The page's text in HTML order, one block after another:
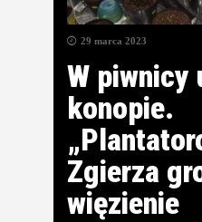
29 marca 2023
W piwnicy
konopie.
Zgierza
więzienie